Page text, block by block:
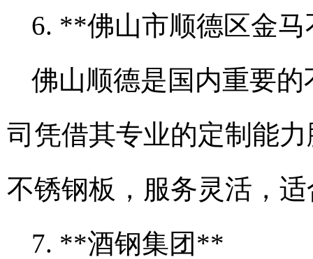
6. **佛山市顺德区金
佛山顺德是国内重要
司凭借其专业的定制能
不锈钢板，服务灵活，
7. **酒钢集团**